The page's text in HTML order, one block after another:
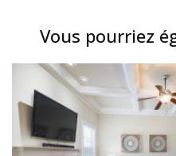
Vous pourriez